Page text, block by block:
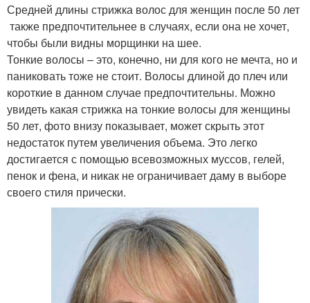
Средней длины стрижка волос для женщин после 50 лет
также предпочтительнее в случаях, если она не хочет,
чтобы были видны морщинки на шее.
Тонкие волосы – это, конечно, ни для кого не мечта, но и
паниковать тоже не стоит. Волосы длиной до плеч или
короткие в данном случае предпочтительны. Можно
увидеть какая стрижка на тонкие волосы для женщины
50 лет, фото внизу показывает, может скрыть этот
недостаток путем увеличения объема. Это легко
достигается с помощью всевозможных муссов, гелей,
пенок и фена, и никак не ограничивает даму в выборе
своего стиля прически.